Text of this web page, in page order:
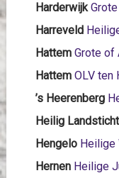
Harderwijk
Harreveld
Hattem Grote of
Hattem OLV ten
’s Heerenberg
Heilig
Hengelo Heilige
Hernen Heilige